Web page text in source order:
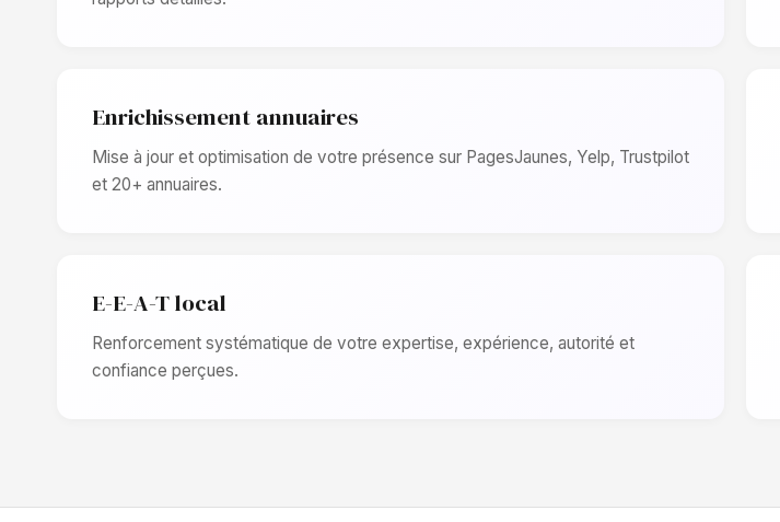
Enrichissement annuaires
Mise à jour et optimisation de votre présence sur PagesJaunes, Yelp, Trustpilot
et 20+ annuaires.
E-E-A-T local
Renforcement systématique de votre expertise, expérience, autorité et
confiance perçues.